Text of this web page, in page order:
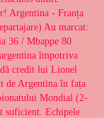
Argentina - Franța
Au marcat:
36 / Mbappe 80
împotriva
credit lui Lionel
de Argentina în fața
Mondial (2-
suficient. Echipele